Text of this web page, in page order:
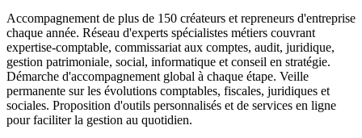
Accompagnement de plus de 150 créateurs et repreneurs d'entreprise
chaque année. Réseau d'experts spécialistes métiers couvrant
expertise-comptable, commissariat aux comptes, audit, juridique,
gestion patrimoniale, social, informatique et conseil en stratégie.
Démarche d'accompagnement global à chaque étape. Veille
permanente sur les évolutions comptables, fiscales, juridiques et
sociales. Proposition d'outils personnalisés et de services en ligne
pour faciliter la gestion au quotidien.